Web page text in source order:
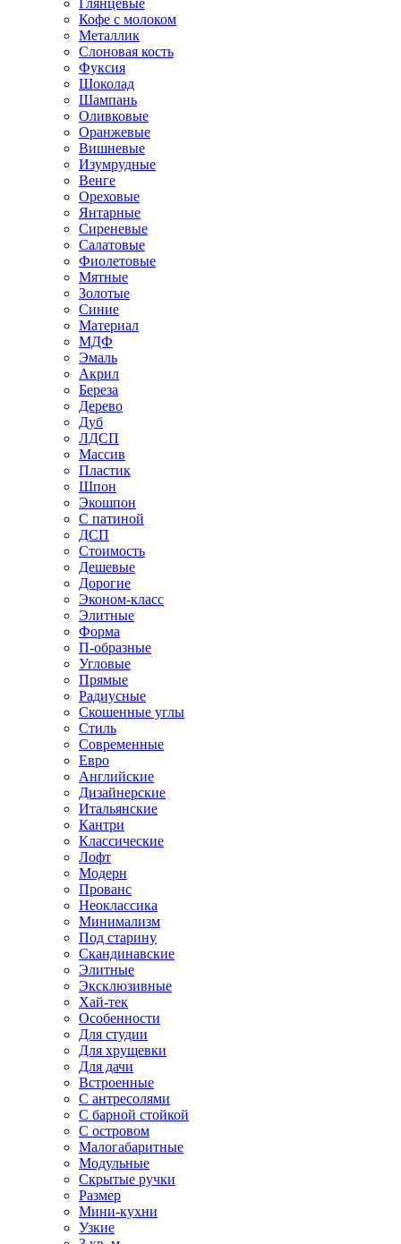
Глянцевые
Кофе с молоком
Металлик
Слоновая кость
Фуксия
Шоколад
Шампань
Оливковые
Оранжевые
Вишневые
Изумрудные
Венге
Ореховые
Янтарные
Сиреневые
Салатовые
Фиолетовые
Мятные
Золотые
Синие
Материал
МДФ
Эмаль
Акрил
Береза
Дерево
Дуб
ЛДСП
Массив
Пластик
Шпон
Экошпон
С патиной
ДСП
Стоимость
Дешевые
Дорогие
Эконом-класс
Элитные
Форма
П-образные
Угловые
Прямые
Радиусные
Скошенные углы
Стиль
Современные
Евро
Английские
Дизайнерские
Итальянские
Кантри
Классические
Лофт
Модерн
Прованс
Неоклассика
Минимализм
Под старину
Скандинавские
Элитные
Эксклюзивные
Хай-тек
Особенности
Для студии
Для хрущевки
Для дачи
Встроенные
С антресолями
С барной стойкой
С островом
Малогабаритные
Модульные
Скрытые ручки
Размер
Мини-кухни
Узкие